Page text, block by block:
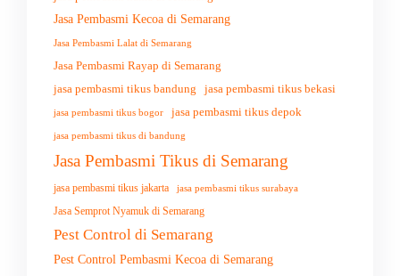
Jasa Pembasmi Kecoa di Semarang
Jasa Pembasmi Lalat di Semarang
Jasa Pembasmi Rayap di Semarang
jasa pembasmi tikus bandung jasa pembasmi tikus bekasi
jasa pembasmi tikus bogor jasa pembasmi tikus depok
jasa pembasmi tikus di bandung
Jasa Pembasmi Tikus di Semarang
jasa pembasmi tikus jakarta jasa pembasmi tikus surabaya
Jasa Semprot Nyamuk di Semarang
Pest Control di Semarang
Pest Control Pembasmi Kecoa di Semarang